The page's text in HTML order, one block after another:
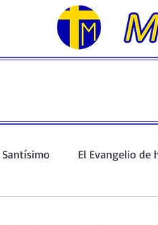
El Evangelio de
en un minuto